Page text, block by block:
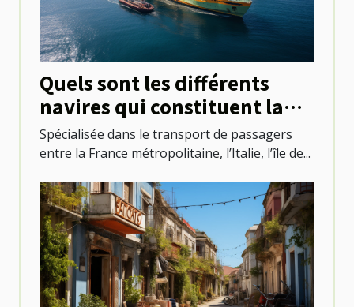
Quels sont les différents
navires qui constituent la
flotte de Corsica Ferries ?
Spécialisée dans le transport de passagers
entre la France métropolitaine, l’Italie, l’île de...